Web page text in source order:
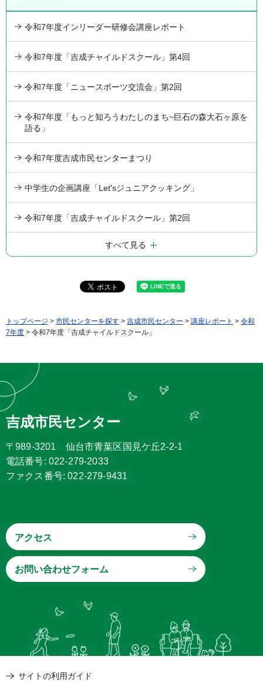
令和7年度インリーダー研修会講座レポート
令和7年度「吉成チャイルドスクール」第4回
令和7年度「ニュースポーツ交流会」第2回
令和7年度「もっと知ろうわたしのまち~巨石の森大石ヶ原を
語る」
令和7年度吉成市民センターまつり
中学生の企画講座「Let'sジュニアクッキング」
令和7年度「吉成チャイルドスクール」第2回
すべて見る
トップページ > 市民センターを探す > 吉成市民センター > 講座レポート > 令和
7年度 > 令和7年度「吉成チャイルドスクール」
吉成市民センター
〒989-3201 仙台市青葉区国見ケ丘2-2-1
電話番号: 022-279-2033
ファクス番号: 022-279-9431
アクセス
サイトの利用ガイド